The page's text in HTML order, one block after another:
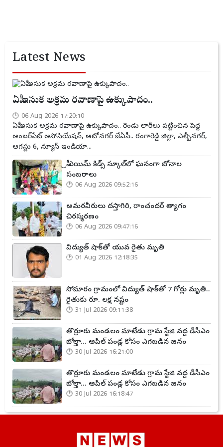
Latest News
ఏపీ ఇసుక అక్రమ రవాణాపై ఉక్కుపాదం..
06 Aug 2026 17:20:10
ఏపీ ఇసుక అక్రమ రవాణాపై ఉక్కుపాదం.. రెండు లారీలు పట్టించిన పెద్ద
అంబర్‌పేట్ అసోసియేషన్, ఆటోనగర్ జేఏసీ.. రంగారెడ్డి జిల్లా, ఎల్బీనగర్,
ఆగస్టు 6, న్యూస్ ఇండియా...
ప్రీ ఎయిమ్ కిడ్స్ స్కూల్‌లో ఘనంగా బోనాల
సంబరాలు
06 Aug 2026 09:52:16
అమరవీరులు దస్తాగిరి, రాంచందర్ త్యాగం
చిరస్మరణం
06 Aug 2026 09:47:16
విద్యుత్ షాక్‌తో యువ రైతు మృతి
01 Aug 2026 12:18:35
సోమారం గ్రామంలో విద్యుత్ షాక్‌తో 7 గోర్లు మృతి..
రైతుకు రూ. లక్ష నష్టం
31 Jul 2026 09:11:38
తొర్రూరు మండలం మాటేడు గ్రామ స్టేజి వద్ద డీసీఎం
బోల్తా... ఆపిల్ పండ్ల కోసం ఎగబడిన జనం
30 Jul 2026 16:21:00
తొర్రూరు మండలం మాటేడు గ్రామ స్టేజి వద్ద డీసీఎం
బోల్తా... ఆపిల్ పండ్ల కోసం ఎగబడిన జనం
30 Jul 2026 16:18:47